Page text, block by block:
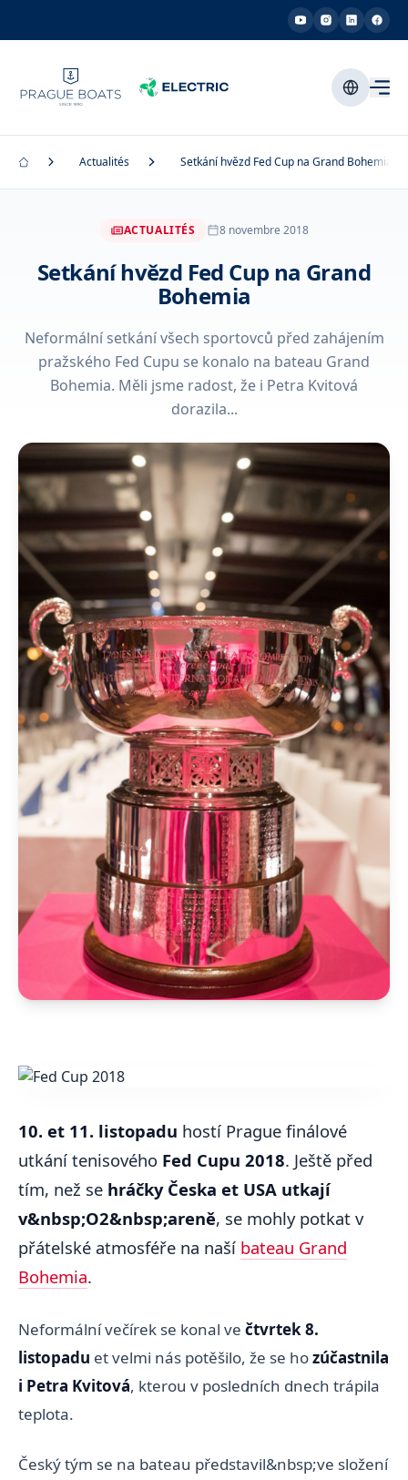
Actualités Setkání hvězd Fed Cup na Grand Bohemia
ACTUALITÉS 8 novembre 2018
Setkání hvězd Fed Cup na Grand
Bohemia
Neformální setkání všech sportovců před zahájením
pražského Fed Cupu se konalo na bateau Grand
Bohemia. Měli jsme radost, že i Petra Kvitová
dorazila...
10. et 11. listopadu hostí Prague finálové
utkání tenisového Fed Cupu 2018. Ještě před
tím, než se hráčky Česka et USA utkají
v&nbsp;O2&nbsp;areně, se mohly potkat v
přátelské atmosféře na naší bateau Grand
Bohemia.
Neformální večírek se konal ve čtvrtek 8.
listopadu et velmi nás potěšilo, že se hozúčastnila
i Petra Kvitová, kterou v posledních dnech trápila
teplota.
Český tým se na bateau představil&nbsp;ve složení